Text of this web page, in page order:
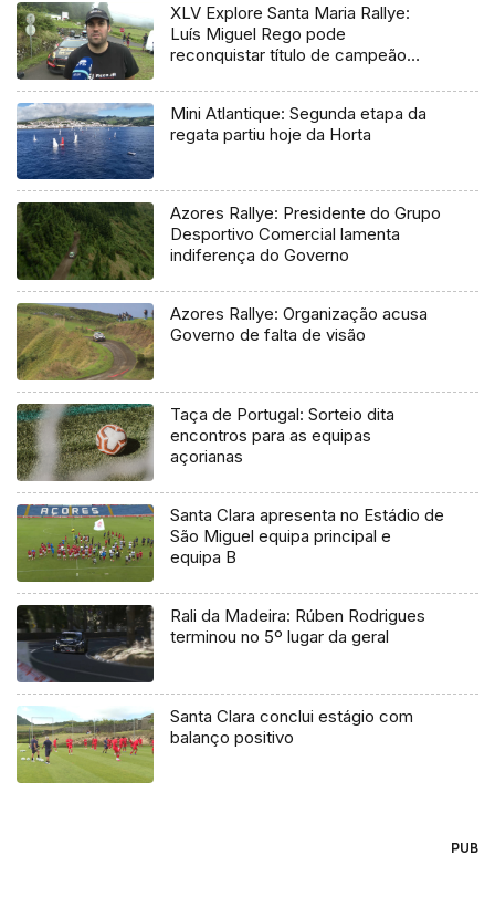
XLV Explore Santa Maria Rallye:
Luís Miguel Rego pode
reconquistar título de campeão
Mini Atlantique: Segunda etapa da
regata partiu hoje da Horta
Azores Rallye: Presidente do Grupo
Desportivo Comercial lamenta
indiferença do Governo
Azores Rallye: Organização acusa
Governo de falta de visão
Taça de Portugal: Sorteio dita
encontros para as equipas
açorianas
Santa Clara apresenta no Estádio de
São Miguel equipa principal e
equipa B
Rali da Madeira: Rúben Rodrigues
terminou no 5º lugar da geral
Santa Clara conclui estágio com
balanço positivo
PUB